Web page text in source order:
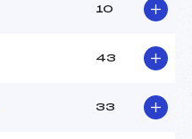
10
43
33